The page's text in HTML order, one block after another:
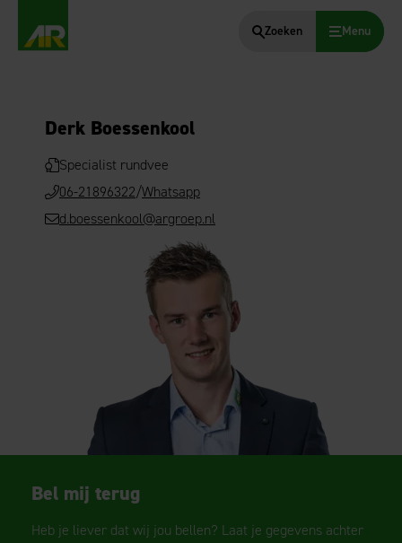
Zoeken Menu
Derk Boessenkool
Specialist rundvee
06-21896322/Whatsapp
d.boessenkool@argroep.nl
Bel mij terug
Heb je liever dat wij jou bellen? Laat je gegevens achter